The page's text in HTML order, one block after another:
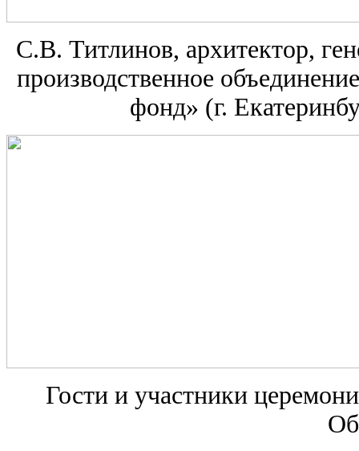
С.В. Титлинов, архитектор,
производственное
фонд» (г.
Гости и участники